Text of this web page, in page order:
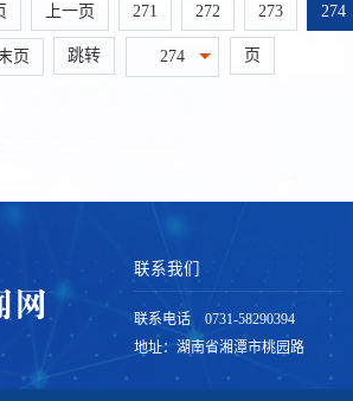
上一页 271 272 273 274
页 跳转 274 页
联系我们
联系电话 0731-58290394
地址：湖南省湘潭市桃园路